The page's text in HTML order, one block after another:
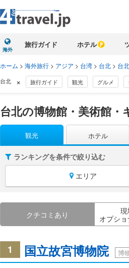
海外
旅行ガイド ホテル
ホーム > 海外旅行 > アジア > 台湾 > 台北 > 台
台北 × 旅行ガイド 観光 グルメ
台北の博物館・美術館
観光 ホテル
ランキングを条件で絞り込む
エリア
クチコミあり
現
オプシ
1 国立故宮博物院 博